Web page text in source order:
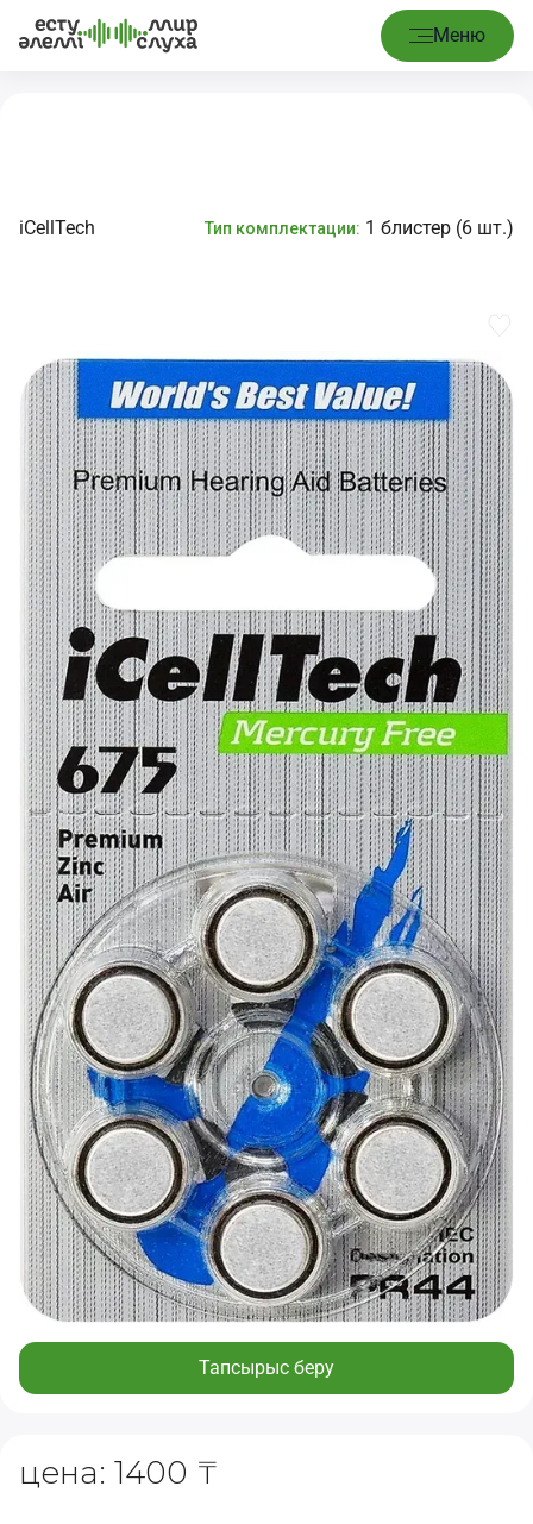
Меню
Басты
бет
/
Шығын
материалдары
Батареялар № 675
iCellTech Тип комплектации: 1 блистер (6 шт.)
Тапсырыс беру
цена: 1400 ₸